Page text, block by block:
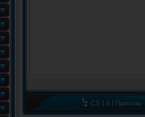
CS 1.6 | Приколы